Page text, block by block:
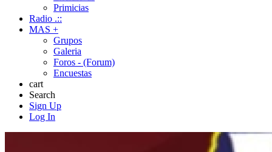
Primicias
Radio .::
MAS +
Grupos
Galeria
Foros - (Forum)
Encuestas
cart
Search
Sign Up
Log In